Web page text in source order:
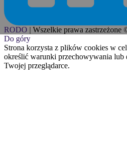
RODO | Wszelkie prawa
Do góry
Strona korzysta z plików cookies w
określić warunki przechowywania
Twojej przeglądarce.